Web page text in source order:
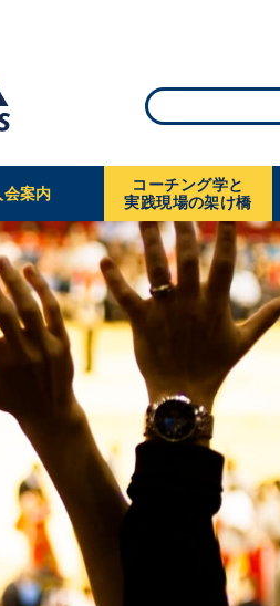
会案内
コーチング学と
実践現場の架け橋